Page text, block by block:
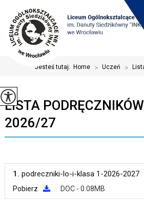
Jesteś tutaj: Home > Uczeń >
LISTA
2026/27
1. podreczniki-lo-i-klasa 1-2026-2027
Pobierz DOC - 0.08MB